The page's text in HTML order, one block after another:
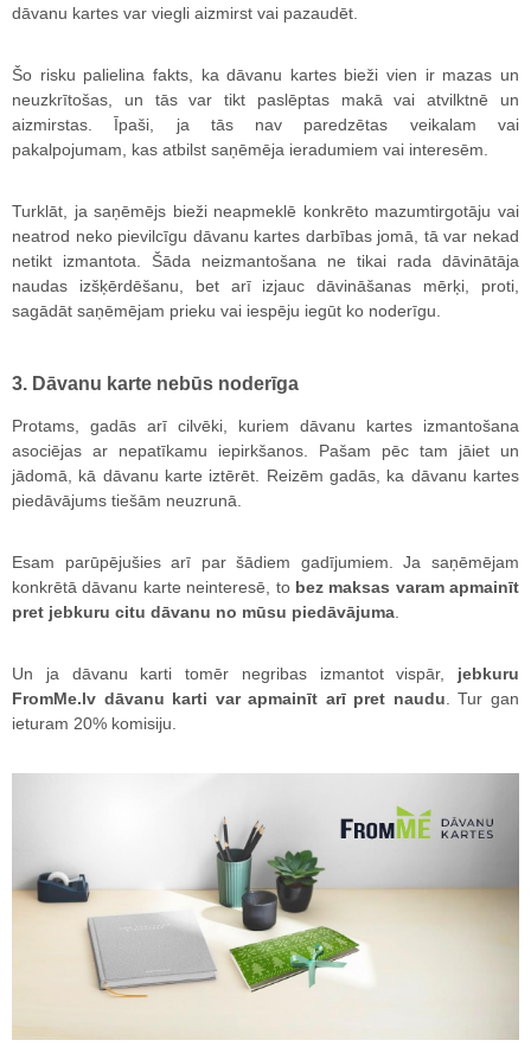
dāvanu kartes var viegli aizmirst vai pazaudēt.
Šo risku palielina fakts, ka dāvanu kartes bieži vien ir mazas un
neuzkrītošas, un tās var tikt paslēptas makā vai atvilktnē un
aizmirstas. Īpaši, ja tās nav paredzētas veikalam vai
pakalpojumam, kas atbilst saņēmēja ieradumiem vai interesēm.
Turklāt, ja saņēmējs bieži neapmeklē konkrēto mazumtirgotāju vai
neatrod neko pievilcīgu dāvanu kartes darbības jomā, tā var nekad
netikt izmantota. Šāda neizmantošana ne tikai rada dāvinātāja
naudas izšķērdēšanu, bet arī izjauc dāvināšanas mērķi, proti,
sagādāt saņēmējam prieku vai iespēju iegūt ko noderīgu.
3. Dāvanu karte nebūs noderīga
Protams, gadās arī cilvēki, kuriem dāvanu kartes izmantošana
asociējas ar nepatīkamu iepirkšanos. Pašam pēc tam jāiet un
jādomā, kā dāvanu karte iztērēt. Reizēm gadās, ka dāvanu kartes
piedāvājums tiešām neuzrunā.
Esam parūpējušies arī par šādiem gadījumiem. Ja saņēmējam
konkrētā dāvanu karte neinteresē, to bez maksas varam apmainīt
pret jebkuru citu dāvanu no mūsu piedāvājuma.
Un ja dāvanu karti tomēr negribas izmantot vispār, jebkuru
FromMe.lv dāvanu karti var apmainīt arī pret naudu. Tur gan
ieturam 20% komisiju.